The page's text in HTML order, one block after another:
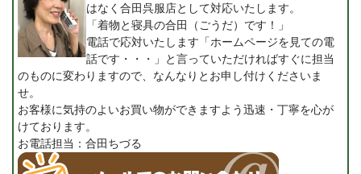
はなく合田呉服店として対応いたします。
「着物と寝具の合田（ごうだ）です！」
電話で応対いたします「ホームページを見ての電
話です・・・」と言っていただければすぐに担当
のものに変わりますので、なんなりとお申し付けくださいま
せ。
お客様に気持のよいお買い物ができますよう迅速・丁寧を心が
けております。
お電話担当：合田ちづる